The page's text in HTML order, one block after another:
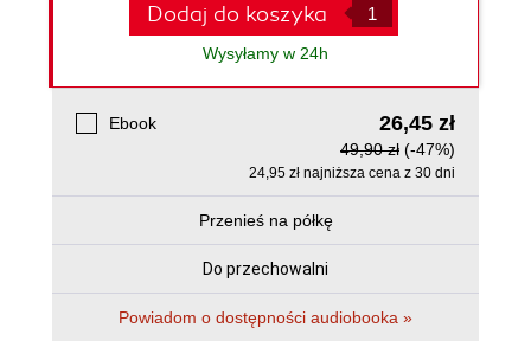
Dodaj do koszyka
Wysyłamy w 24h
Ebook 26,45 zł
49,90 zł (-47%)
24,95 zł najniższa cena z 30 dni
Przenieś na półkę
Do przechowalni
Powiadom o dostępności audiobooka »